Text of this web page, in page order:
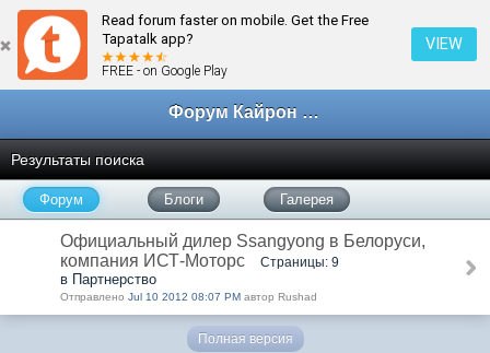
Read forum faster on mobile. Get the Free
Tapatalk app?
FREE - on Google Play
VIEW
Форум Кайрон клана
Результаты поиска
Форум Блоги Галерея
Официальный дилер Ssangyong в Белоруси,
компания ИСТ-Моторс
Страницы: 9
в Партнерство
Отправлено Jul 10 2012 08:07 PM автор Rushad
Полная версия